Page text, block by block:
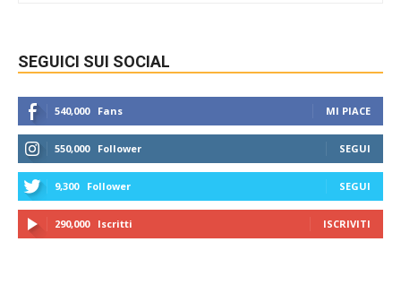
SEGUICI SUI SOCIAL
540,000 Fans MI PIACE
550,000 Follower SEGUI
9,300 Follower SEGUI
290,000 Iscritti ISCRIVITI